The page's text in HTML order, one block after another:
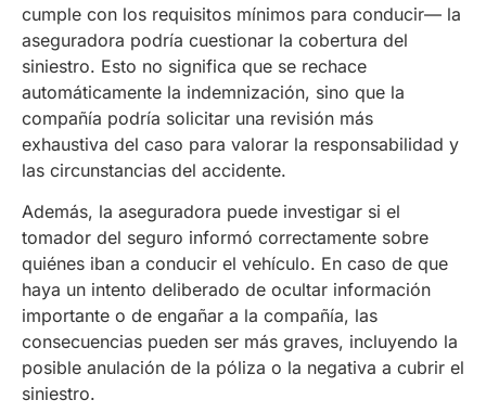
cumple con los requisitos mínimos para conducir— la
aseguradora podría cuestionar la cobertura del
siniestro. Esto no significa que se rechace
automáticamente la indemnización, sino que la
compañía podría solicitar una revisión más
exhaustiva del caso para valorar la responsabilidad y
las circunstancias del accidente.
Además, la aseguradora puede investigar si el
tomador del seguro informó correctamente sobre
quiénes iban a conducir el vehículo. En caso de que
haya un intento deliberado de ocultar información
importante o de engañar a la compañía, las
consecuencias pueden ser más graves, incluyendo la
posible anulación de la póliza o la negativa a cubrir el
siniestro.